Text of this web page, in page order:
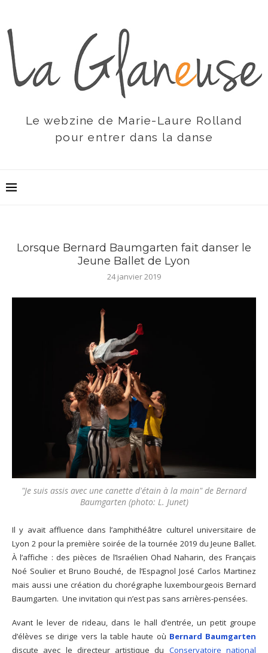
Le webzine de Marie-Laure Rolland
pour entrer dans la danse
Lorsque Bernard Baumgarten fait danser le
Jeune Ballet de Lyon
24 janvier 2019
"Je suis assis avec une canette d'étain à la main" de Bernard
Baumgarten (photo: L. Junet)
Il y avait affluence dans l’amphithéâtre culturel universitaire de
Lyon 2 pour la première soirée de la tournée 2019 du Jeune Ballet.
À l’affiche : des pièces de l’Israélien Ohad Naharin, des Français
Noé Soulier et Bruno Bouché, de l’Espagnol José Carlos Martinez
mais aussi une création du chorégraphe luxembourgeois Bernard
Baumgarten. Une invitation qui n’est pas sans arrières-pensées.
Avant le lever de rideau, dans le hall d’entrée, un petit groupe
d’élèves se dirige vers la table haute où Bernard Baumgarten
discute avec le directeur artistique du Conservatoire national